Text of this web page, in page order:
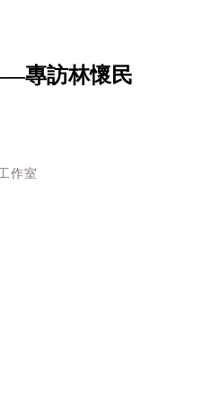
專訪林懷民
作室